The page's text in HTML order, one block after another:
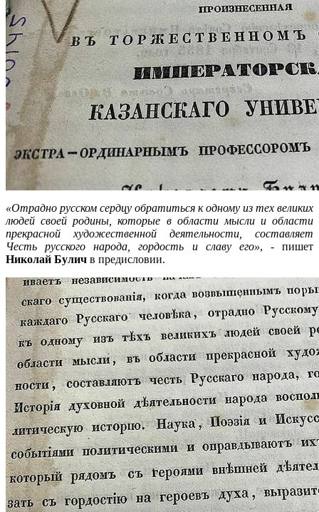
«Отрадно русском сердцу обратиться к одному из тех великих
людей своей родины, которые в области мысли и области
прекрасной художественной деятельности, составляет
Честь русского народа, гордость и славу его», - пишет
Николай Булич в предисловии.